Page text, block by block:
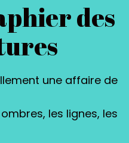
des
une affaire de
les lignes, les